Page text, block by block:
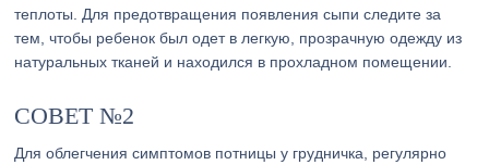
теплоты. Для предотвращения появления сыпи следите за
тем, чтобы ребенок был одет в легкую, прозрачную одежду из
натуральных тканей и находился в прохладном помещении.
СОВЕТ №2
Для облегчения симптомов потницы у грудничка, регулярно